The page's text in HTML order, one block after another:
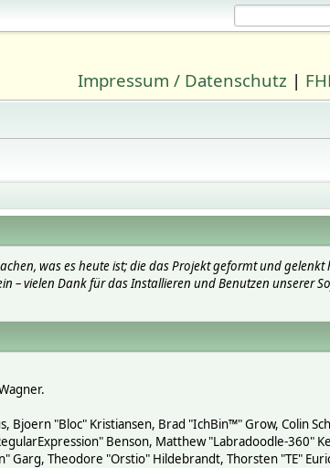
Impressum / Datenschutz |
was es heute ist; die das Projekt geformt und
vielen Dank für das Installieren und Benutzen unserer
"Bloc" Kristiansen, Brad "IchBin™" Grow, Colin
Benson, Matthew "Labradoodle-360"
Garg, Theodore "Orstio" Hildebrandt, Thorsten "TE"